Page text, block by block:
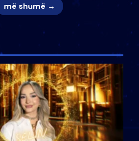
më shumë →